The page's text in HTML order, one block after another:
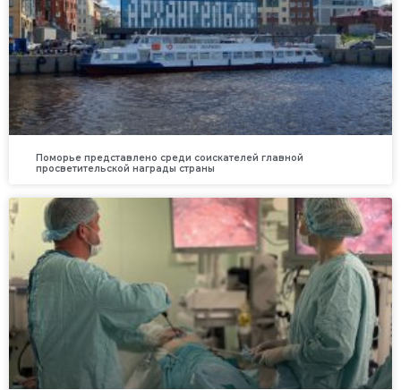
Поморье представлено среди соискателей главной
просветительской награды страны